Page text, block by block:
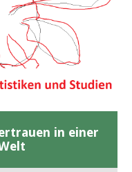
in einer